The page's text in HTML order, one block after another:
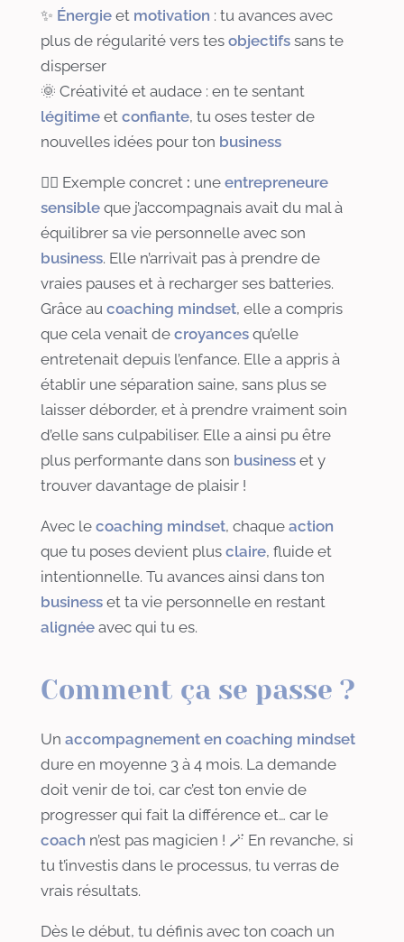
✨ Énergie et motivation : tu avances avec
plus de régularité vers tes objectifs sans te
disperser
🌞 Créativité et audace : en te sentant
légitime et confiante, tu oses tester de
nouvelles idées pour ton business
👉🏻 Exemple concret : une entrepreneure
sensible que j’accompagnais avait du mal à
équilibrer sa vie personnelle avec son
business. Elle n’arrivait pas à prendre de
vraies pauses et à recharger ses batteries.
Grâce au coaching mindset, elle a compris
que cela venait de croyances qu’elle
entretenait depuis l’enfance. Elle a appris à
établir une séparation saine, sans plus se
laisser déborder, et à prendre vraiment soin
d’elle sans culpabiliser. Elle a ainsi pu être
plus performante dans son business et y
trouver davantage de plaisir !
Avec le coaching mindset, chaque action
que tu poses devient plus claire, fluide et
intentionnelle. Tu avances ainsi dans ton
business et ta vie personnelle en restant
alignée avec qui tu es.
Comment ça se passe ?
Un accompagnement en coaching mindset
dure en moyenne 3 à 4 mois. La demande
doit venir de toi, car c’est ton envie de
progresser qui fait la différence et… car le
coach n’est pas magicien ! 🪄 En revanche, si
tu t’investis dans le processus, tu verras de
vrais résultats.
Dès le début, tu définis avec ton coach un